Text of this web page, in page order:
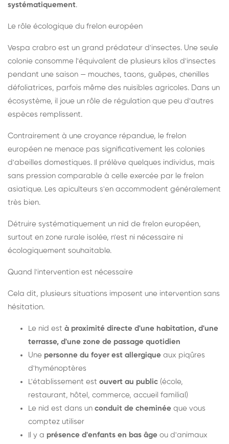
systématiquement.
Le rôle écologique du frelon européen
Vespa crabro est un grand prédateur d'insectes. Une seule
colonie consomme l'équivalent de plusieurs kilos d'insectes
pendant une saison — mouches, taons, guêpes, chenilles
défoliatrices, parfois même des nuisibles agricoles. Dans un
écosystème, il joue un rôle de régulation que peu d'autres
espèces remplissent.
Contrairement à une croyance répandue, le frelon
européen ne menace pas significativement les colonies
d'abeilles domestiques. Il prélève quelques individus, mais
sans pression comparable à celle exercée par le frelon
asiatique. Les apiculteurs s'en accommodent généralement
très bien.
Détruire systématiquement un nid de frelon européen,
surtout en zone rurale isolée, n'est ni nécessaire ni
écologiquement souhaitable.
Quand l'intervention est nécessaire
Cela dit, plusieurs situations imposent une intervention sans
hésitation.
Le nid est à proximité directe d'une habitation, d'une
terrasse, d'une zone de passage quotidien
Une personne du foyer est allergique aux piqûres
d'hyménoptères
L'établissement est ouvert au public (école,
restaurant, hôtel, commerce, accueil familial)
Le nid est dans un conduit de cheminée que vous
comptez utiliser
Il y a présence d'enfants en bas âge ou d'animaux